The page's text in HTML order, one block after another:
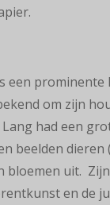
een
om zijn
had een
beelden dieren
bloemen uit.
en de